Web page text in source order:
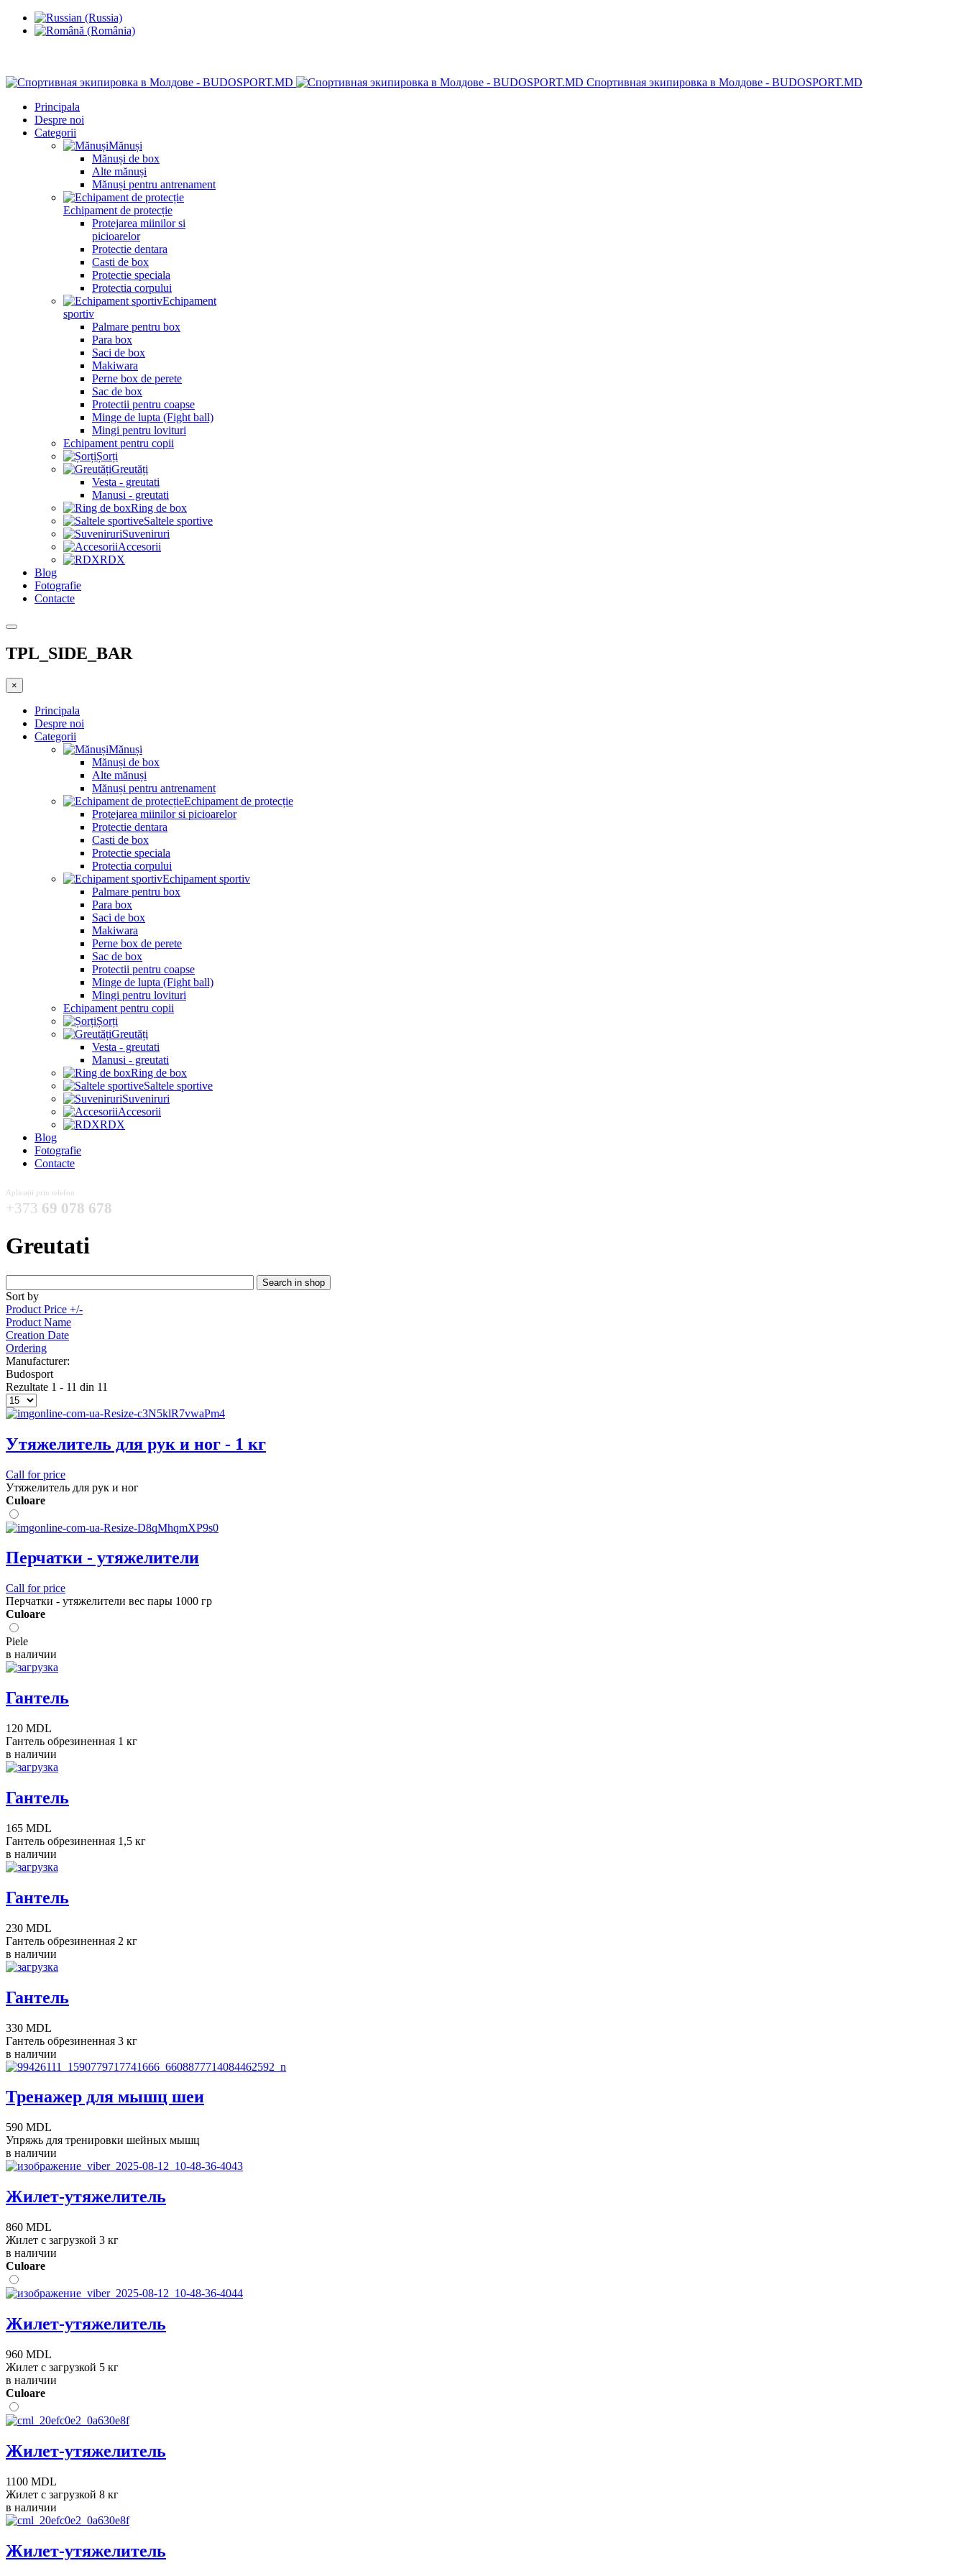
Спортивная экипировка в Молдове - BUDOSPORT.MD
Principala
Despre noi
Categorii
Mănuși
Mănuși de box
Alte mănuși
Mănuși pentru antrenament
Echipament de protecție
Protejarea miinilor si
picioarelor
Protectie dentara
Casti de box
Protectie speciala
Protectia corpului
Echipament
sportiv
Palmare pentru box
Para box
Saci de box
Makiwara
Perne box de perete
Sac de box
Protectii pentru coapse
Minge de lupta (Fight ball)
Mingi pentru lovituri
Echipament pentru copii
Șorți
Greutăți
Vesta - greutati
Manusi - greutati
Ring de box
Saltele sportive
Suveniruri
Accesorii
RDX
Blog
Fotografie
Contacte
TPL_SIDE_BAR
×
Principala
Despre noi
Categorii
Mănuși
Mănuși de box
Alte mănuși
Mănuși pentru antrenament
Echipament de protecție
Protejarea miinilor si picioarelor
Protectie dentara
Casti de box
Protectie speciala
Protectia corpului
Echipament sportiv
Palmare pentru box
Para box
Saci de box
Makiwara
Perne box de perete
Sac de box
Protectii pentru coapse
Minge de lupta (Fight ball)
Mingi pentru lovituri
Echipament pentru copii
Șorți
Greutăți
Vesta - greutati
Manusi - greutati
Ring de box
Saltele sportive
Suveniruri
Accesorii
RDX
Blog
Fotografie
Contacte
Aplicații prin telefon
+373 69 078 678
Greutati
Sort by
Product Price +/-
Product Name
Creation Date
Ordering
Manufacturer:
Budosport
Rezultate 1 - 11 din 11
Утяжелитель для рук и ног - 1 кг
Call for price
Утяжелитель для рук и ног
Сuloare
Перчатки - утяжелители
Call for price
Перчатки - утяжелители вес пары 1000 гр
Сuloare
Piele
в наличии
Гантель
120 MDL
Гантель обрезиненная 1 кг
в наличии
Гантель
165 MDL
Гантель обрезиненная 1,5 кг
в наличии
Гантель
230 MDL
Гантель обрезиненная 2 кг
в наличии
Гантель
330 MDL
Гантель обрезиненная 3 кг
в наличии
Тренажер для мышц шеи
590 MDL
Упряжь для тренировки шейных мышц
в наличии
Жилет-утяжелитель
860 MDL
Жилет с загрузкой 3 кг
в наличии
Сuloare
Жилет-утяжелитель
960 MDL
Жилет с загрузкой 5 кг
в наличии
Сuloare
Жилет-утяжелитель
1100 MDL
Жилет с загрузкой 8 кг
в наличии
Жилет-утяжелитель